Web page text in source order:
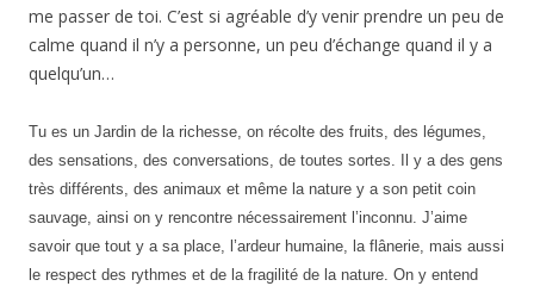
me passer de toi. C’est si agréable d’y venir prendre un peu de
calme quand il n’y a personne, un peu d’échange quand il y a
quelqu’un…
Tu es un Jardin de la richesse, on récolte des fruits, des légumes,
des sensations, des conversations, de toutes sortes. Il y a des gens
très différents, des animaux et même la nature y a son petit coin
sauvage, ainsi on y rencontre nécessairement l’inconnu. J’aime
savoir que tout y a sa place, l’ardeur humaine, la flânerie, mais aussi
le respect des rythmes et de la fragilité de la nature. On y entend